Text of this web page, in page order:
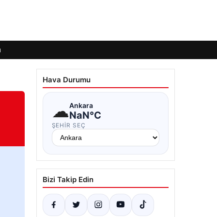
Hava Durumu
☁Ankara
NaN°C
ŞEHIR SEÇ
Bizi Takip Edin